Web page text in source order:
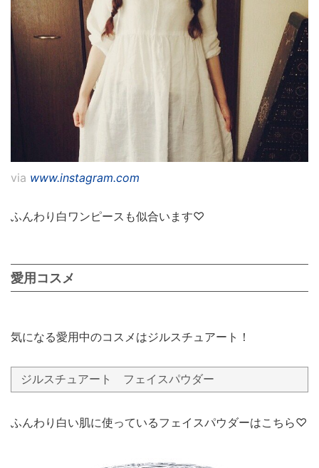
via www.instagram.com
ふんわり白ワンピースも似合います♡
愛用コスメ
気になる愛用中のコスメはジルスチュアート！
ジルスチュアート フェイスパウダー
ふんわり白い肌に使っているフェイスパウダーはこちら♡